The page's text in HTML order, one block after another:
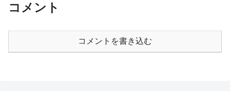
コメント
コメントを書き込む